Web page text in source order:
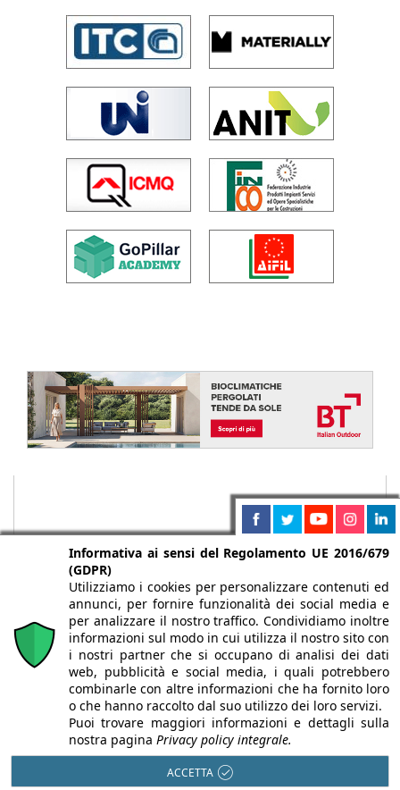
Chi siamo Autori Per la tua pubblicità
Iscriviti alla
newsletter
Informativa ai sensi del Regolamento UE 2016/679
(GDPR)
Utilizziamo i cookies per personalizzare contenuti ed
annunci, per fornire funzionalità dei social media e
per analizzare il nostro traffico. Condividiamo inoltre
informazioni sul modo in cui utilizza il nostro sito con
i nostri partner che si occupano di analisi dei dati
web, pubblicità e social media, i quali potrebbero
combinarle con altre informazioni che ha fornito loro
o che hanno raccolto dal suo utilizzo dei loro servizi.
Puoi trovare maggiori informazioni e dettagli sulla
nostra pagina Privacy policy integrale.
ACCETTA